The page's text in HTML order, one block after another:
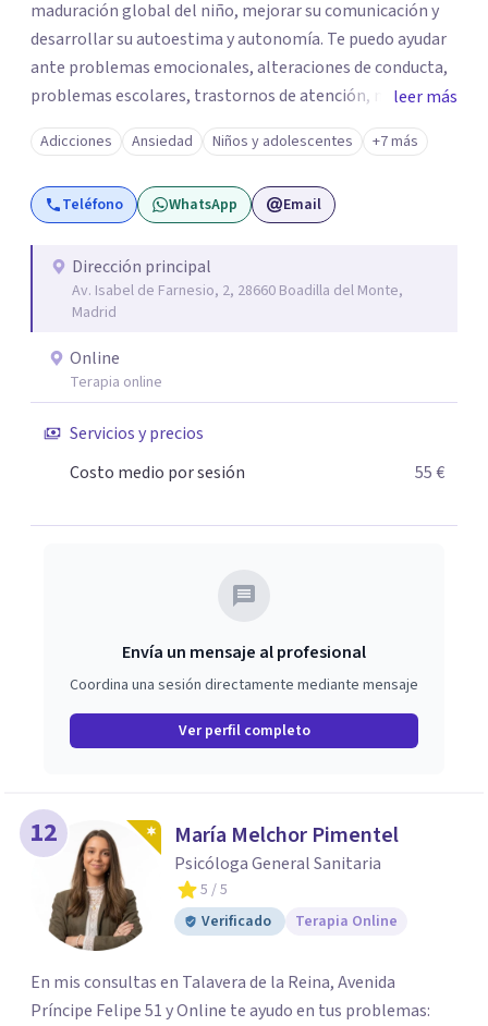
maduración global del niño, mejorar su comunicación y
desarrollar su autoestima y autonomía. Te puedo ayudar
ante problemas emocionales, alteraciones de conducta,
problemas escolares, trastornos de atención, miedos,
ansiedad. El apoyo a los padres es un pilar importante de
mi trabajo, dotándoles de herramientas que les ayuden a
comprender mejor a su hijo en cada etapa y sentirse
apoyados en su inestimable labor, desde el respeto a las
En la terapia con adultos y pareja utilizo un enfoque
integrador, relacional, concibo al ser humano como un
ser activo y con un alto poder de cambio, soy especialista
en tratamiento de depresiones, ansiedad, fobias,
adicciones, duelos, conflictos de pareja.
leer más
Adicciones Ansiedad Niños y adolescentes +7 más
Teléfono WhatsApp Email
Dirección principal
Av. Isabel de Farnesio, 2, 28660 Boadilla del Monte,
Madrid
Online
Terapia online
Servicios y precios
Costo medio por sesión
55 €
Envía un mensaje al profesional
Coordina una sesión directamente mediante mensaje
Ver perfil completo
12 María Melchor Pimentel
Psicóloga General Sanitaria
5 / 5
Verificado
Terapia Online
En mis consultas en Talavera de la Reina, Avenida
Príncipe Felipe 51 y Online te ayudo en tus problemas: